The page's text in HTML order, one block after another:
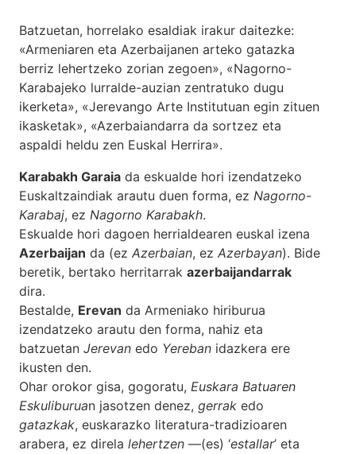
Batzuetan, horrelako esaldiak irakur daitezke:
«Armeniaren eta Azerbaijanen arteko gatazka
berriz lehertzeko zorian zegoen», «Nagorno-
Karabajeko lurralde-auzian zentratuko dugu
ikerketa», «Jerevango Arte Institutuan egin zituen
ikasketak», «Azerbaiandarra da sortzez eta
aspaldi heldu zen Euskal Herrira».
Karabakh Garaia da eskualde hori izendatzeko
Euskaltzaindiak arautu duen forma, ez Nagorno-
Karabaj, ez Nagorno Karabakh.
Eskualde hori dagoen herrialdearen euskal izena
Azerbaijan da (ez Azerbaian, ez Azerbayan). Bide
beretik, bertako herritarrak azerbaijandarrak
dira.
Bestalde, Erevan da Armeniako hiriburua
izendatzeko arautu den forma, nahiz eta
batzuetan Jerevan edo Yereban idazkera ere
ikusten den.
Ohar orokor gisa, gogoratu, Euskara Batuaren
Eskuliburuan jasotzen denez, gerrak edo
gatazkak, euskarazko literatura-tradizioaren
arabera, ez direla lehertzen —(es) ‘estallar’ eta